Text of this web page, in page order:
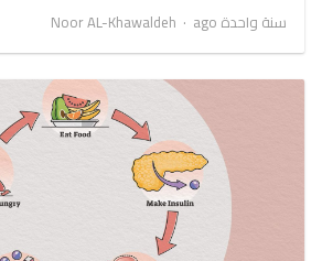
سنة واحدة ago
Author
Noor AL-Khawaldeh